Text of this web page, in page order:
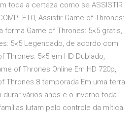
toda a certeza como se ASSISTIR
Assistir Game of Thrones:
forma Game of Thrones: 5×5 gratis,
5×5 Legendado, de acordo com
Thrones: 5×5 em HD Dublado,
of Thrones Online Em HD 720p,
Thrones 8 temporada Em uma terra
vários anos e o inverno toda
lutam pelo controle da mítica